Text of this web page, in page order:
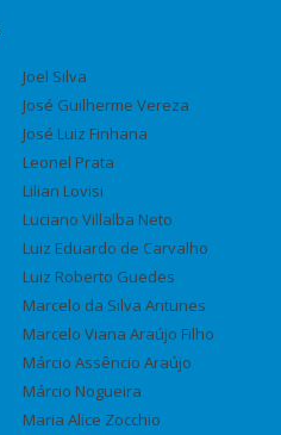
Joel Silva
José Guilherme Vereza
José Luiz Finhana
Leonel Prata
Lilian Lovisi
Luciano Villalba Neto
Luiz Eduardo de Carvalho
Luiz Roberto Guedes
Marcelo da Silva Antunes
Marcelo Viana Araújo Filho
Márcio Assêncio Araújo
Márcio Nogueira
Maria Alice Zocchio